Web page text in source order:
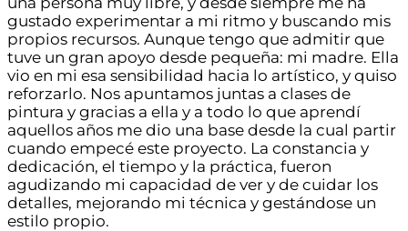
gustado experimentar a mi ritmo y buscando mis
propios recursos. Aunque tengo que admitir que
tuve un gran apoyo desde pequeña: mi madre. Ella
vio en mi esa sensibilidad hacia lo artístico, y quiso
reforzarlo. Nos apuntamos juntas a clases de
pintura y gracias a ella y a todo lo que aprendí
aquellos años me dio una base desde la cual partir
cuando empecé este proyecto. La constancia y
dedicación, el tiempo y la práctica, fueron
agudizando mi capacidad de ver y de cuidar los
detalles, mejorando mi técnica y gestándose un
estilo propio.